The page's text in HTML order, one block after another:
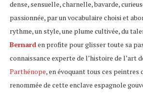
dense, sensuelle, charnelle, bavarde,
passionnée, par un vocabulaire choisi et
rythme, un style, une plume cultivée, du
Bernard en profite pour glisser toute sa
connaissance experte de l’histoire de l’art
Parthénope, en évoquant tous ces peintres
renommée de cette enclave espagnole